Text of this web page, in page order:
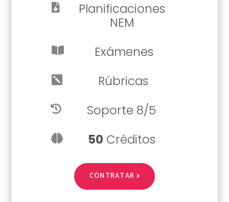

Planificaciones
NEM
Exámenes
 Rúbricas
 Soporte 8/5
 50 Créditos
CONTRATAR